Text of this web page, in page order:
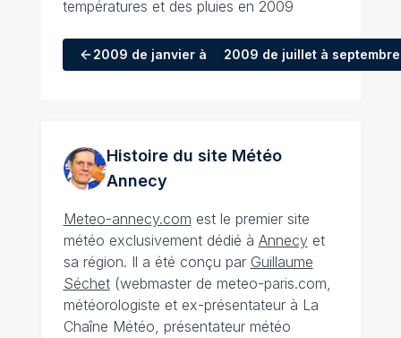
températures et des pluies en 2009
2009 de janvier à mars2009 de juillet à septembre
Histoire du site Météo
Annecy
Meteo-annecy.com est le premier site
météo exclusivement dédié à Annecyet
sa région. Il a été conçu par Guillaume
Séchet(webmaster de meteo-paris.com,
météorologiste et ex-présentateur à La
Chaîne Météo, présentateur météo